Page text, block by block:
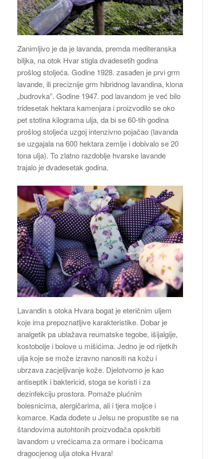
Zanimljivo je da je lavanda, premda mediteranska
biljka, na otok Hvar stigla dvadesetih godina
prošlog stoljeća. Godine 1928. zasađen je prvi grm
lavande, ili preciznije grm hibridnog lavandina, klona
„budrovka”. Godine 1947. pod lavandom je već bilo
tridesetak hektara kamenjara i proizvodilo se oko
pet stotina kilograma ulja, da bi se 60-tih godina
prošlog stoljeća uzgoj intenzivno pojačao (lavanda
se uzgajala na 600 hektara zemlje i dobivalo se 20
tona ulja). To zlatno razdoblje hvarske lavande
trajalo je dvadesetak godina.
Lavandin s otoka Hvara bogat je eteričnim uljem
koje ima prepoznatljive karakteristike. Dobar je
analgetik pa ublažava reumatske tegobe, išijalgije,
kostobolje i bolove u mišićima. Jedno je od rijetkih
ulja koje se može izravno nanositi na kožu i
ubrzava zacjeljivanje kože. Djelotvorno je kao
antiseptik i baktericid, stoga se koristi i za
dezinfekciju prostora. Pomaže plućnim
bolesnicima, alergičarima, ali i tjera moljce i
komarce. Kada dođete u Jelsu ne propustite se na
štandovima autohtonih proizvođača opskrbiti
lavandom u vrećicama za ormare i bočicama
dragocjenog ulja otoka Hvara!